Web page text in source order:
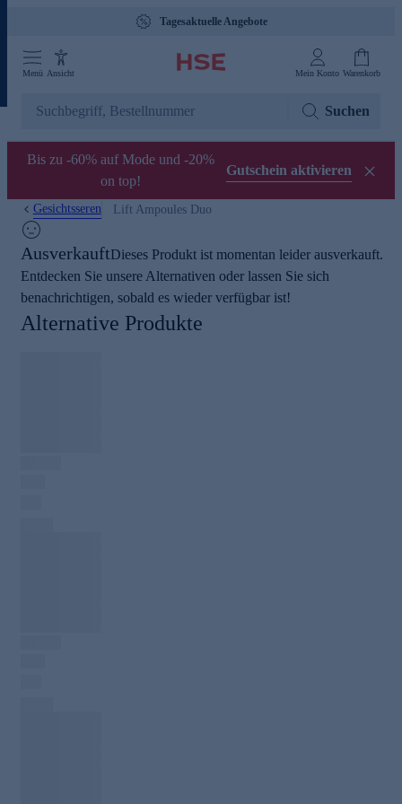
Tagesaktuelle Angebote
Menü Ansicht Mein Konto Warenkorb
Suchen
Bis zu -60% auf Mode und -20%
on top!
Gutschein aktivieren
Gesichtsseren Lift Ampoules Duo
AusverkauftDieses Produkt ist momentan leider ausverkauft.
Entdecken Sie unsere Alternativen oder lassen Sie sich
benachrichtigen, sobald es wieder verfügbar ist!
Alternative Produkte